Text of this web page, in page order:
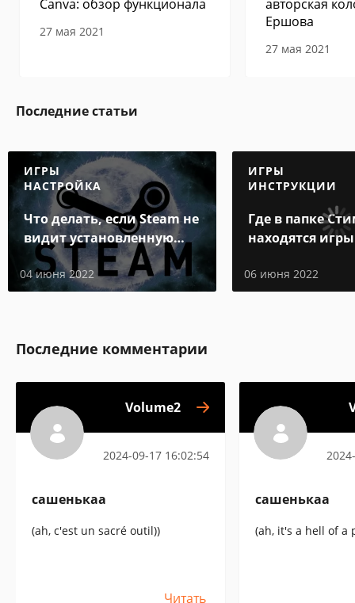
Canva: обзор функционала
27 мая 2021
авторская
Ершова
27 мая 2021
Последние статьи
ИГРЫ
НАСТРОЙКА
Что делать, если Steam не
видит установленную
игру
04 июня 2022
ИГРЫ
ИНСТРУКЦИИ
Где в папке
находятся игры
06 июня 2022
Последние комментарии
Volume2
2024-09-17 16:02:54
сашенькаа
(ah, c'est un sacré outil))
Читать
сашенькаа
(ah, it's a hell of a